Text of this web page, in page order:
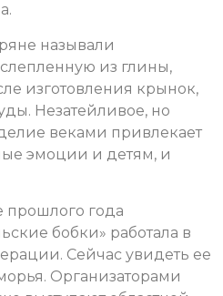
называли
из глины,
изготовления крынок,
Незатейливое, но
веками привлекает
эмоции и детям, и
прошлого года
бобки» работала в
Сейчас увидеть ее
Организаторами